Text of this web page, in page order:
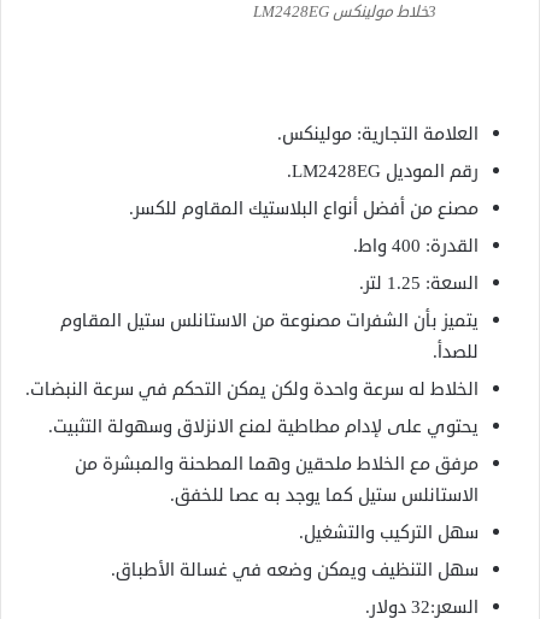
3خلاط مولينكس LM2428EG
العلامة التجارية: مولينكس.
رقم الموديل LM2428EG.
مصنع من أفضل أنواع البلاستيك المقاوم للكسر.
القدرة: 400 واط.
السعة: 1.25 لتر.
يتميز بأن الشفرات مصنوعة من الاستانلس ستيل المقاوم
للصدأ.
الخلاط له سرعة واحدة ولكن يمكن التحكم في سرعة النبضات.
يحتوي على لإدام مطاطية لمنع الانزلاق وسهولة التثبيت.
مرفق مع الخلاط ملحقين وهما المطحنة والمبشرة من
الاستانلس ستيل كما يوجد به عصا للخفق.
سهل التركيب والتشغيل.
سهل التنظيف ويمكن وضعه في غسالة الأطباق.
السعر:32 دولار.